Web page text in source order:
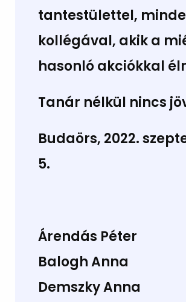
tantestülettel,
kollégával, akik a
hasonló akciókkal
Tanár nélkül nincs
Budaörs, 2022.
5.
Árendás Péter
Balogh Anna
Demszky Anna